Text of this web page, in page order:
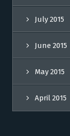
July 2015
June 2015
May 2015
April 2015